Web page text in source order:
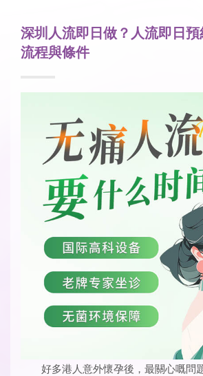
深圳人流即日做？人流即日
流程與條件
好多港人意外懷孕後，最關心嘅問